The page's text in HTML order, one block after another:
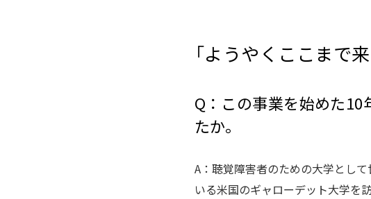
「ようやくここまで来
Q：この事業を始めた
たか。
A：聴覚障害者のための大学とし
いる米国のギャローデット大学を